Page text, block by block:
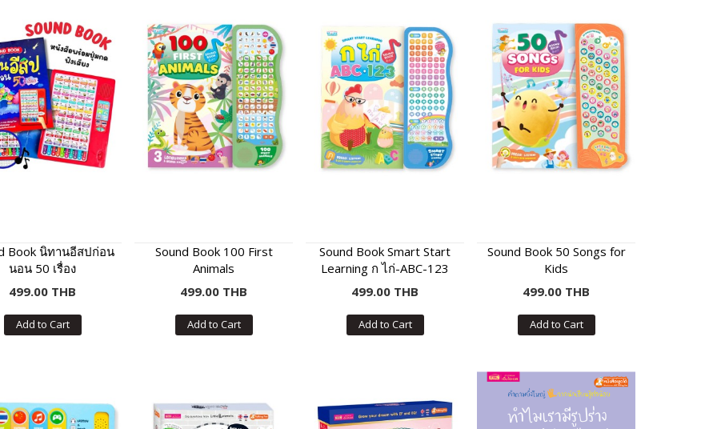
Book นิทานอีสปก่อน
นอน 50 เรื่อง
499.00 THB
Add to Cart
Sound Book 100 First
Animals
499.00 THB
Add to Cart
Sound Book Smart Start
Learning ก ไก่-ABC-123
499.00 THB
Add to Cart
Sound Book 50 Songs for
Kids
499.00 THB
Add to Cart